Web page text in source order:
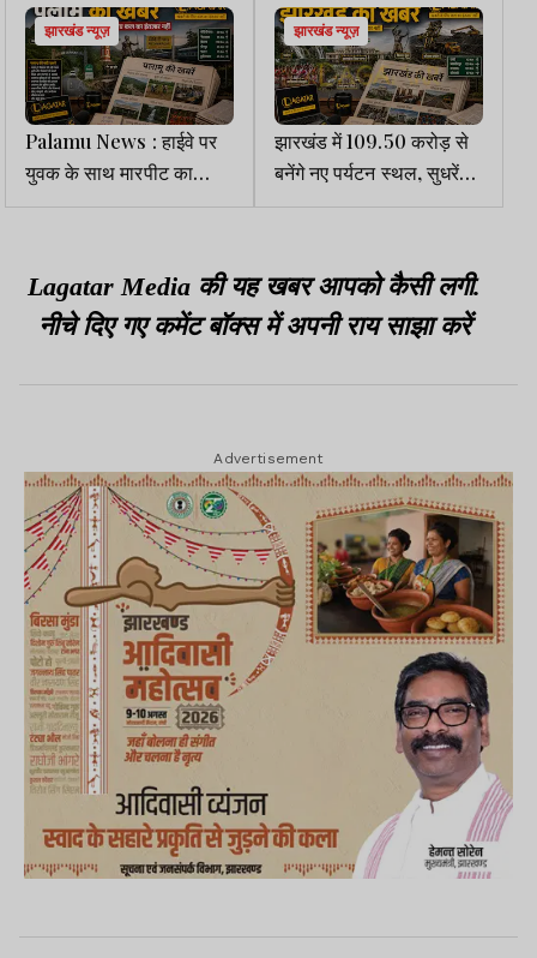
झारखंड न्यूज़
Palamu News : हाईवे पर
युवक के साथ मारपीट का
आरोप, सदर थाने में शिकायत
झारखंड न्यूज़
झारखंड में 109.50 करोड़ से
बनेंगे नए पर्यटन स्थल, सुधरेंगी
सुविधाएं, होगा डिजिटलीकरण
Lagatar Media की यह खबर आपको कैसी लगी.
नीचे दिए गए कमेंट बॉक्स में अपनी राय साझा करें
Advertisement